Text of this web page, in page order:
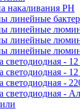
накаливания РН
линейные
линейные
линейные
линейные
светодиодная -
светодиодная -
светодиодная -
светодиодная -